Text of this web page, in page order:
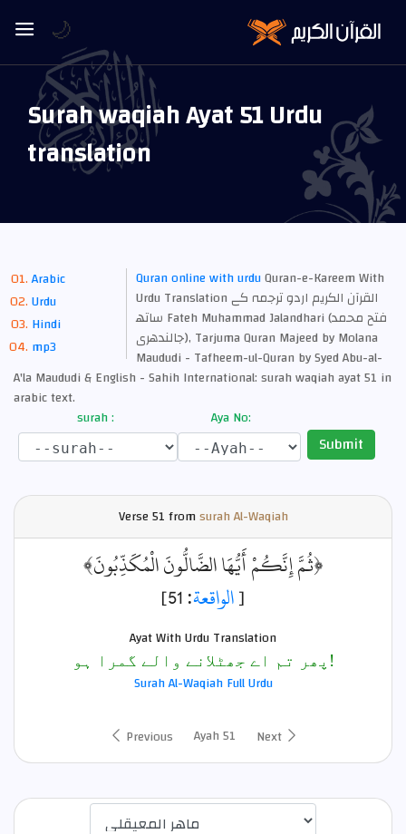
Surah waqiah Ayat 51 Urdu
translation
Arabic
Urdu
Hindi
mp3
Quran online with urduQuran-e-Kareem With
Urdu Translation القرآن الكريم اردو ترجمہ کے
ساتھ Fateh Muhammad Jalandhari (فتح محمد
جالندھری), Tarjuma Quran Majeed by Molana
Maududi - Tafheem-ul-Quran by Syed Abu-al-
A'la Maududi & English - Sahih International: surah waqiah ayat 51 in
arabic text.
surah :
Aya No:
Submit
Verse51 fromsurah Al-Waqiah
﴿ثُمَّ إِنَّكُمْ أَيُّهَا الضَّالُّونَ الْمُكَذِّبُونَ﴾
[الواقعة: 51]
Ayat With Urdu Translation
پھر تم اے جھٹلانے والے گمرا ہو!
Surah Al-Waqiah Full Urdu
Previous Ayah 51 Next
🌙